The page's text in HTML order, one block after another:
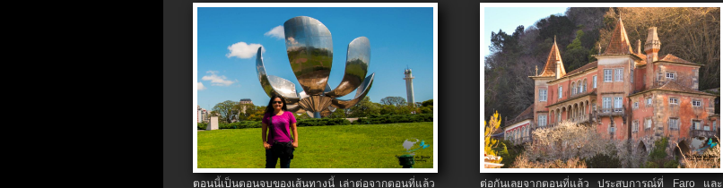
ตอนนี้เป็นตอนจบของเส้นทางนี้ เล่าต่อจากตอนที่แล้ว
ต่อกันเลยจากตอนที่แล้ว ประสบการณ์ที่ Faro และ